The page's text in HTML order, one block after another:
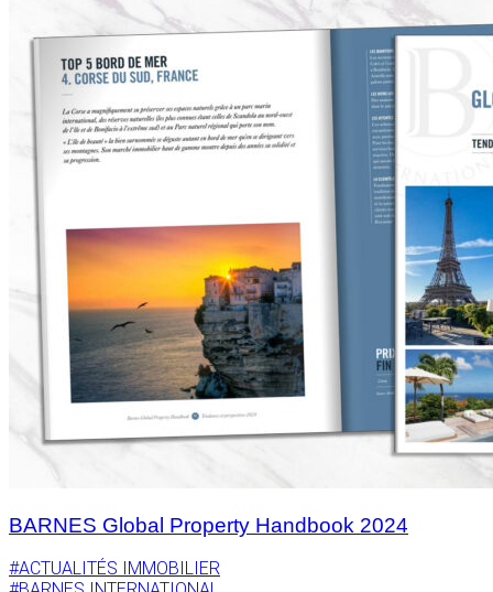
BARNES Global Property Handbook 2024
#ACTUALITÉS IMMOBILIER